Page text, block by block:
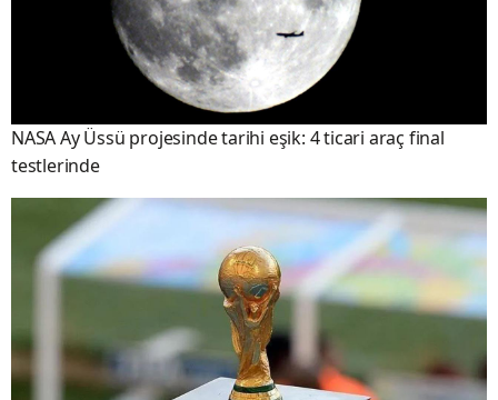
NASA Ay Üssü projesinde tarihi eşik: 4 ticari araç final
testlerinde